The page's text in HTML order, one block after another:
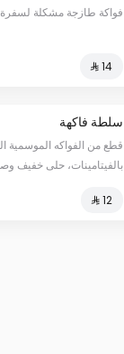
فواكة طازجة مشكلة
⁨⁦‪‬ 14⁩
سلطة فاكهة
قطع من الفواكه الموسمية
بالفيتامينات، حلى خفيف
⁨⁦‪‬ 12⁩